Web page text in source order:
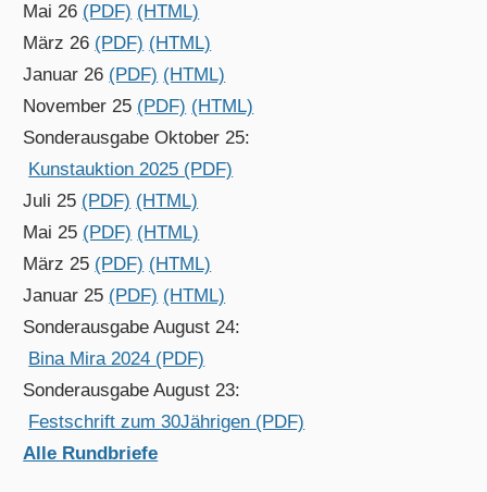
Mai 26 (PDF) (HTML)
März 26 (PDF) (HTML)
Januar 26 (PDF) (HTML)
November 25 (PDF) (HTML)
Sonderausgabe Oktober 25:
Kunstauktion 2025 (PDF)
Juli 25 (PDF) (HTML)
Mai 25 (PDF) (HTML)
März 25 (PDF) (HTML)
Januar 25 (PDF) (HTML)
Sonderausgabe August 24:
Bina Mira 2024 (PDF)
Sonderausgabe August 23:
Festschrift zum 30Jährigen (PDF)
Alle Rundbriefe